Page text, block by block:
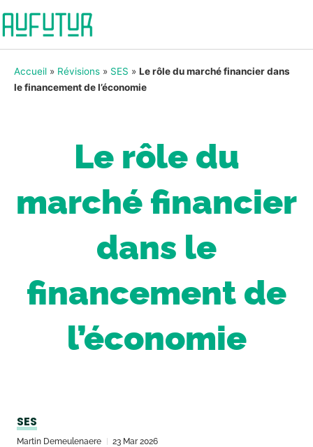
Accueil » Révisions » SES » Le rôle du marché financier dans
le financement de l’économie
Le rôle du
marché financier
dans le
financement de
l’économie
SES
Martin Demeulenaere 23 Mar 2026